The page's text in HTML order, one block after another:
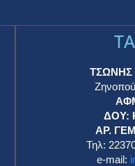
ΤΣΩΝΗΣ
ΔΟΥ:
ΑΡ.
Τηλ:
e-mail: